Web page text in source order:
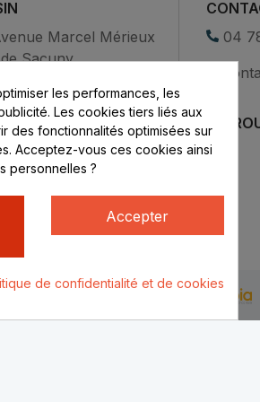
Marcel Mérieux
Sacuny
au vendredi :
sur Rendez-
04
2021
les performances, les
Les cookies tiers liés aux
des fonctionnalités optimisées sur
Acceptez-vous ces cookies ainsi
personnelles ?
Accepter
de confidentialité et de cookies